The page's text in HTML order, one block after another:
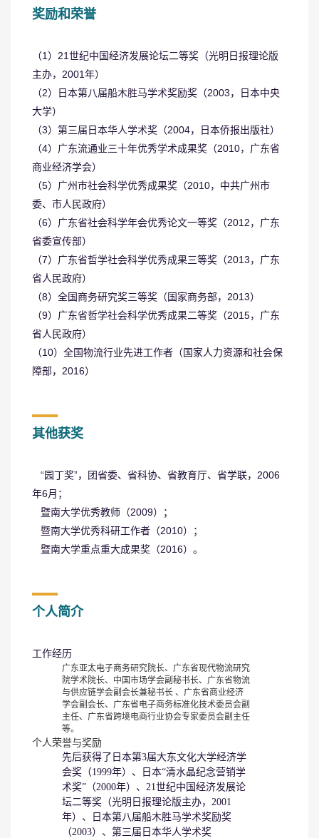
奖励和荣誉
（1）21世纪中国经济发展论坛二等奖（光明日报理论版
主办，2001年）
（2）日本第八届船木胜马学术奖励奖（2003，日本中央
大学）
（3）第三届日本华人学术奖（2004，日本侨报出版社）
（4）广东流通业三十年优秀学术成果奖（2010，广东省
商业经济学会）
（5）广州市社会科学优秀成果奖（2010，中共广州市
委、市人民政府）
（6）广东省社会科学年会优秀论文一等奖（2012，广东
省委宣传部）
（7）广东省哲学社会科学优秀成果三等奖（2013，广东
省人民政府）
（8）全国商务研究奖三等奖（国家商务部，2013）
（9）广东省哲学社会科学优秀成果二等奖（2015，广东
省人民政府）
（10）全国物流行业先进工作者（国家人力资源和社会保
障部，2016）
其他获奖
“园丁奖”，团省委、省科协、省教育厅、省学联，2006
年6月；
暨南大学优秀教师（2009）；
暨南大学优秀科研工作者（2010）；
暨南大学重点重大成果奖（2016）。
个人简介
工作经历
广东亚太电子商务研究院长、广东省现代物流研究
院学术院长、中国市场学会副秘书长、广东省物流
与供应链学会副会长兼秘书长 、广东省商业经济
学会副会长、广东省电子商务标准化技术委员会副
主任、广东省跨境电商行业协会专家委员会副主任
等。
个人荣誉与奖励
先后获得了日本第3届大东文化大学经济学
会奖（1999年）、日本“清水晶纪念营销学
术奖”（2000年）、21世纪中国经济发展论
坛二等奖（光明日报理论版主办，2001
年）、日本第八届船木胜马学术奖励奖
（2003）、第三届日本华人学术奖